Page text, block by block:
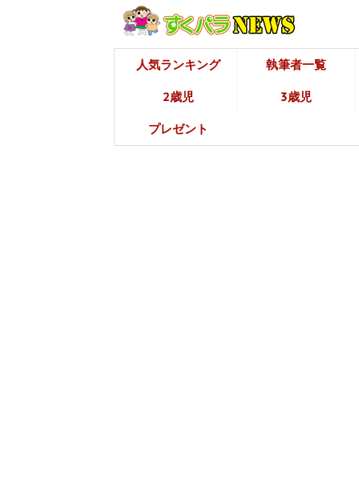
人気ランキング 執筆者一覧
2歳児 3歳児
プレゼント